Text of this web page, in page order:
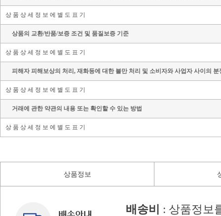
상 품 상 세 정 보 에 별 도 표 기
상품의 교환/반품/보증 조건 및 품질보증 기준
상 품 상 세 정 보 에 별 도 표 기
피해자 피해보상의 처리, 재화등에 대한 불만 처리 및 소비자와 사업자 사이의
상 품 상 세 정 보 에 별 도 표 기
거래에 관한 약관의 내용 또는 확인할 수 있는 방법
상 품 상 세 정 보 에 별 도 표 기
상품정보
배송비
: 상품정보